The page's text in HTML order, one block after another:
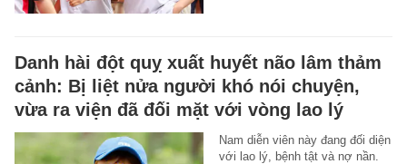
Danh hài đột quỵ xuất huyết não lâm thảm
cảnh: Bị liệt nửa người khó nói chuyện,
vừa ra viện đã đối mặt với vòng lao lý
Nam diễn viên này đang đối diện
với lao lý, bệnh tật và nợ nần.